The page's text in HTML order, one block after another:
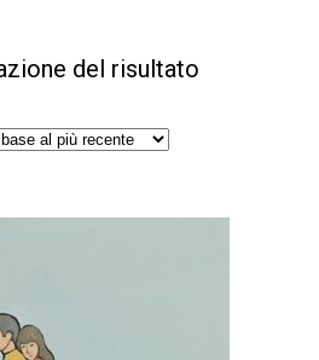
del risultato